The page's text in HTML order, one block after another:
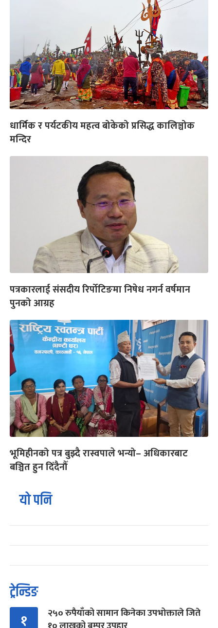
धार्मिक र पर्यटकीय महत्व बोकेको प्रसिद्ध कालिञ्चोक
मन्दिर
पत्रकारलाई संसदीय रिर्पोटिङमा निषेध नगर्न वर्षमान
पुनको आग्रह
भूमिहीनको पत्र बुझ्दै रास्वपाले भन्यो– अधिकारबाट
बञ्चित हुन दिंदैनौँ
यो पनि
ट्रेन्डिङ
१
२५० रुपैयाँको सामान किनेका उपभोक्ताले जिते